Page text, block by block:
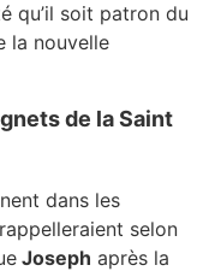
qu’il soit patron du
la nouvelle
de la Saint
dans les
rappelleraient selon
Joseph après la